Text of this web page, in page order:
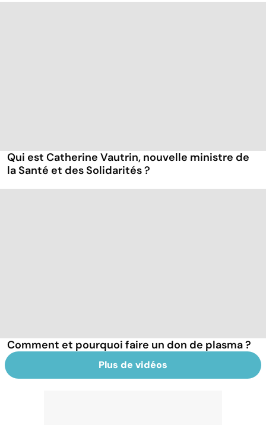
Qui est Catherine Vautrin, nouvelle ministre de
la Santé et des Solidarités ?
Comment et pourquoi faire un don de plasma ?
Plus de vidéos